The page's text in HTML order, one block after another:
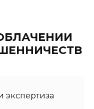
экспертиза